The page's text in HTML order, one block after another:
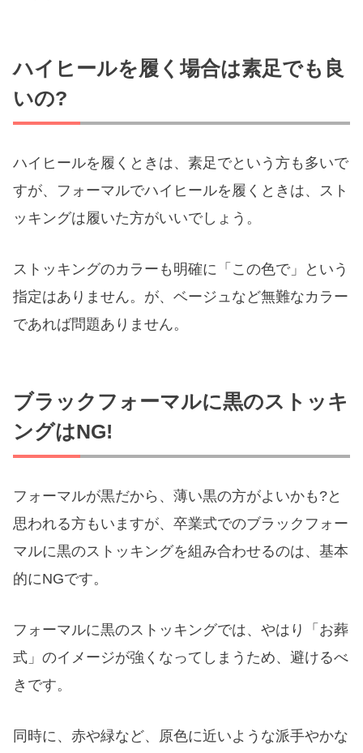
ハイヒールを履く場合は素足でも良
いの?
ハイヒールを履くときは、素足でという方も多いで
すが、フォーマルでハイヒールを履くときは、スト
ッキングは履いた方がいいでしょう。
ストッキングのカラーも明確に「この色で」という
指定はありません。が、ベージュなど無難なカラー
であれば問題ありません。
ブラックフォーマルに黒のストッキ
ングはNG!
フォーマルが黒だから、薄い黒の方がよいかも?と
思われる方もいますが、卒業式でのブラックフォー
マルに黒のストッキングを組み合わせるのは、基本
的にNGです。
フォーマルに黒のストッキングでは、やはり「お葬
式」のイメージが強くなってしまうため、避けるべ
きです。
同時に、赤や緑など、原色に近いような派手やかな